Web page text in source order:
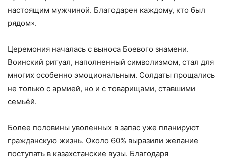
настоящим мужчиной. Благодарен каждому, кто был
рядом».
Церемония началась с выноса Боевого знамени.
Воинский ритуал, наполненный символизмом, стал для
многих особенно эмоциональным. Солдаты прощались
не только с армией, но и с товарищами, ставшими
семьёй.
Более половины уволенных в запас уже планируют
гражданскую жизнь. Около 60% выразили желание
поступать в казахстанские вузы. Благодаря